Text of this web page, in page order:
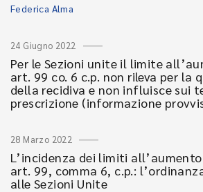
Federica Alma
24 Giugno 2022
Per le Sezioni unite il limite
art. 99 co. 6 c.p. non rileva per la
della recidiva e non influisce sui
prescrizione (informazione
28 Marzo 2022
L’incidenza dei limiti
art. 99, comma 6, c.p.:
alle Sezioni Unite